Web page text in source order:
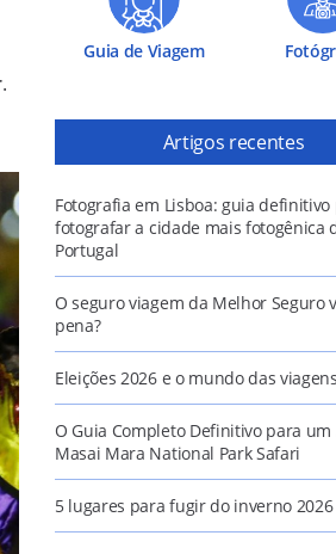
.
Guia de Viagem
Artigos recentes
Fotografia em Lisboa: guia definitivo
fotografar a cidade mais fotogênica
Portugal
O seguro viagem da Melhor Seguro
pena?
Eleições 2026 e o mundo das viagens
O Guia Completo Definitivo para um
Masai Mara National Park Safari
5 lugares para fugir do inverno 2026